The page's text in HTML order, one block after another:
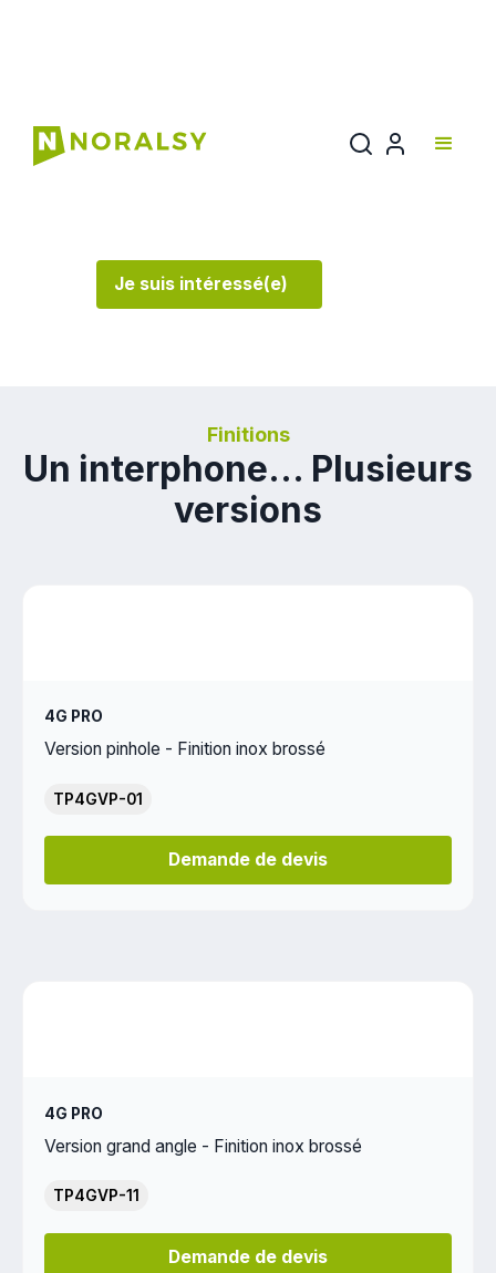
Je suis intéressé(e)
Finitions
Un interphone... Plusieurs
versions
4G PRO
Version pinhole - Finition inox brossé
TP4GVP-01
Demande de devis
4G PRO
Version grand angle - Finition inox brossé
TP4GVP-11
Demande de devis